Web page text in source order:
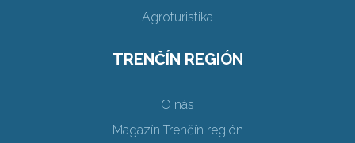
Agroturistika
TRENČÍN REGIÓN
O nás
Magazín Trenčín región